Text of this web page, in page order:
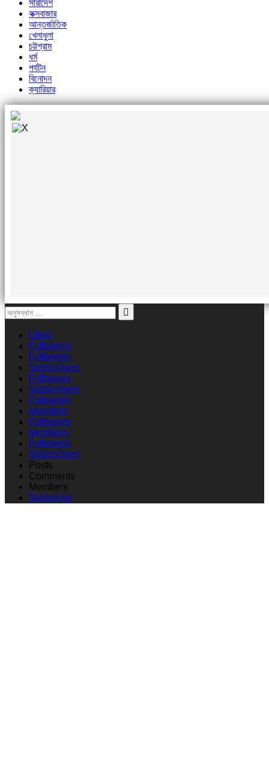
সারাদেশ
কক্সবাজার
আন্তর্জাতিক
খেলাধুলা
চট্টগ্রাম
ধর্ম
পর্যটন
বিনোদন
ক্যারিয়ার
Likes
Followers
Followers
Subscribers
Followers
Subscribers
Followers
Members
Followers
Members
Followers
Subscribers
Posts
Comments
Members
Subscribe